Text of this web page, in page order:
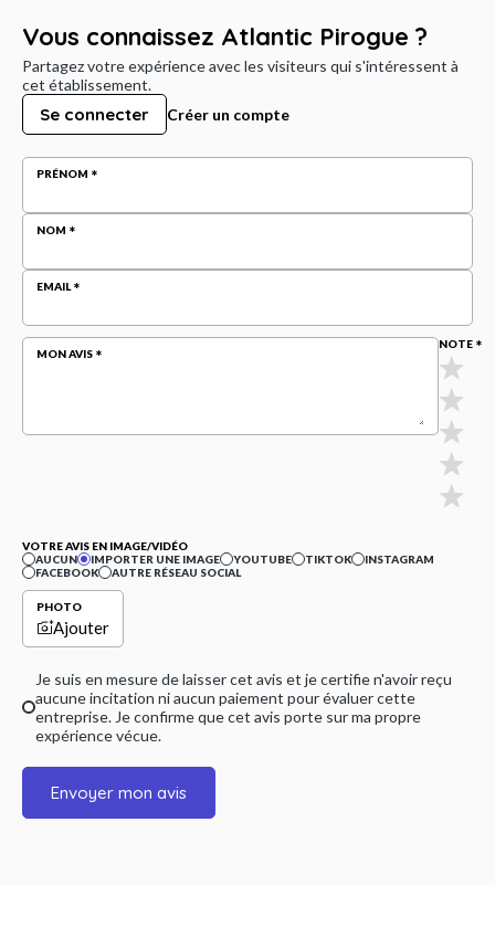
Vous connaissez Atlantic Pirogue ?
Partagez votre expérience avec les visiteurs qui s'intéressent à
cet établissement.
Se connecter Créer un compte
PRÉNOM
NOM
EMAIL
MON AVIS
NOTE
VOTRE AVIS EN IMAGE/VIDÉO
AUCUN
IMPORTER UNE IMAGE YOUTUBE TIKTOK
INSTAGRAM
FACEBOOK
AUTRE RÉSEAU SOCIAL
PHOTO
Ajouter
Je suis en mesure de laisser cet avis et je certifie n'avoir reçu
aucune incitation ni aucun paiement pour évaluer cette
entreprise. Je confirme que cet avis porte sur ma propre
expérience vécue.
Envoyer mon avis